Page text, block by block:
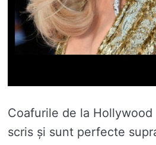
Coafurile de la
scris și sunt perfecte